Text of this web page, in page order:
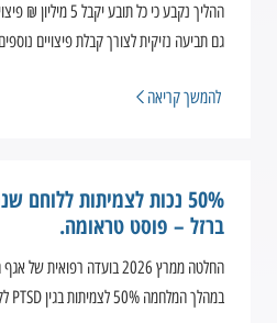
ההליך נקבע כי כל
גם תביעה נזיקית לצורך קבלת פיצויים
להמשך קריאה
50% נכות לצמיתות
ברזל – פוסט טראומה.
החלטה ממרץ 2026 בועדה
במהלך המלחמה 50% לצמיתות בגין PTSD לקריאת פסק הדין לחצו כאן >>